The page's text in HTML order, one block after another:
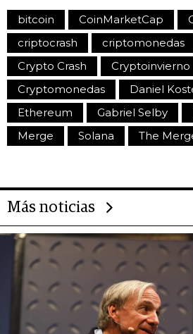
bitcoin CoinMarketCap
criptocrash
criptomonedas
Crypto Crash
Cryptoinvierno
Cryptomonedas
Daniel
Ethereum
Gabriel Selby
Merge
Solana The
Más noticias